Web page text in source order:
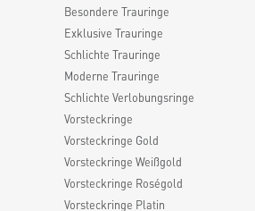
Besondere Trauringe
Exklusive Trauringe
Schlichte Trauringe
Moderne Trauringe
Schlichte Verlobungsringe
Vorsteckringe
Vorsteckringe Gold
Vorsteckringe Weißgold
Vorsteckringe Roségold
Vorsteckringe Platin